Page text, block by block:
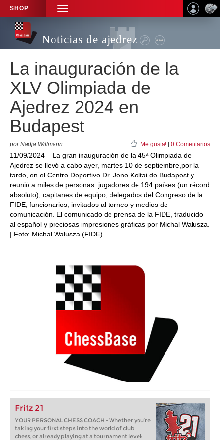
SHOP
TOGGLE
NAVIGATION
Noticias de ajedrez
La inauguración de la
XLV Olimpiada de
Ajedrez 2024 en
Budapest
por Nadja Wittmann Me gusta! 0 Comentarios
11/09/2024 – La gran inauguración de la 45ª Olimpiada de
Ajedrez se llevó a cabo ayer, martes 10 de septiembre,por la
tarde, en el Centro Deportivo Dr. Jeno Koltai de Budapest y
reunió a miles de personas: jugadores de 194 países (un récord
absoluto), capitanes de equipo, delegados del Congreso de la
FIDE, funcionarios, invitados al torneo y medios de
comunicación. El comunicado de prensa de la FIDE, traducido
al español y preciosas impresiones gráficas por Michal Walusza.
| Foto: Michal Walusza (FIDE)
Fritz 21
YOUR PERSONAL CHESS COACH - Whether you’re
taking your first steps into the world of club
chess, or already playing at a tournament level: